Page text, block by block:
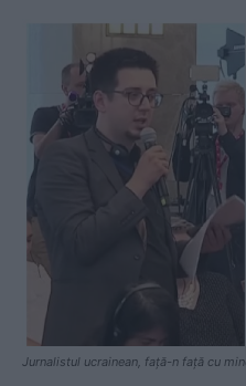
Jurnalistul ucrainean, față-n față cu